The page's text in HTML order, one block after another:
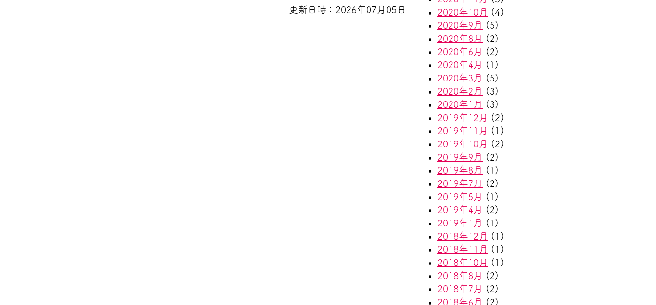
更新日時：2026年07月05日
2020年10月
(4)
2020年9月
(5)
2020年8月
(2)
2020年6月
(2)
2020年4月
(1)
2020年3月
(5)
2020年2月
(3)
2020年1月
(3)
2019年12月
(2)
2019年11月
(1)
2019年10月
(2)
2019年9月
(2)
2019年8月
(1)
2019年7月
(2)
2019年5月
(1)
2019年4月
(2)
2019年1月
(1)
2018年12月
(1)
2018年11月
(1)
2018年10月
(1)
2018年8月
(2)
2018年7月
(2)
2018年6月
(2)